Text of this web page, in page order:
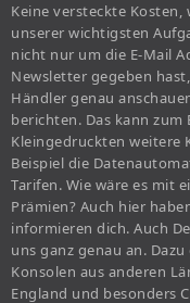
Keine versteckte
unserer wichtigsten
nicht nur um die E-Mail
Newsletter gegeben
Händler genau
berichten. Das kann
Kleingedruckten weitere
Beispiel die
Tarifen. Wie wäre es mit
Prämien? Auch hier
informieren dich. Auch
uns ganz genau an.
Konsolen aus anderen
England und besonders